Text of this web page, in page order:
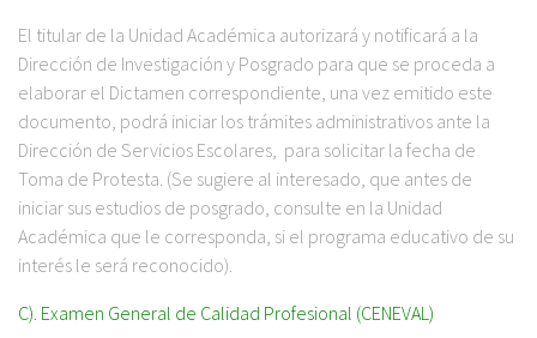
El titular de la Unidad Académica autorizará y notificará a la
Dirección de Investigación y Posgrado para que se proceda a
elaborar el Dictamen correspondiente, una vez emitido este
documento, podrá iniciar los trámites administrativos ante la
Dirección de Servicios Escolares, para solicitar la fecha de
Toma de Protesta. (Se sugiere al interesado, que antes de
iniciar sus estudios de posgrado, consulte en la Unidad
Académica que le corresponda, si el programa educativo de su
interés le será reconocido).
C). Examen General de Calidad Profesional (CENEVAL)